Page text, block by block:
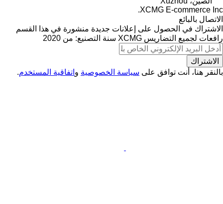
XCMG E-commerce Inc.
الاتصال بالبائع
الاشتراك في الحصول على إعلانات جديدة منشورة في هذا القسم
رافعات لجميع التضاريس XCMG سنة التصنيع: من 2020
الاشتراك
بالنقر هنا، أنت توافق على سياسة الخصوصية و اتفاقية المستخدم.